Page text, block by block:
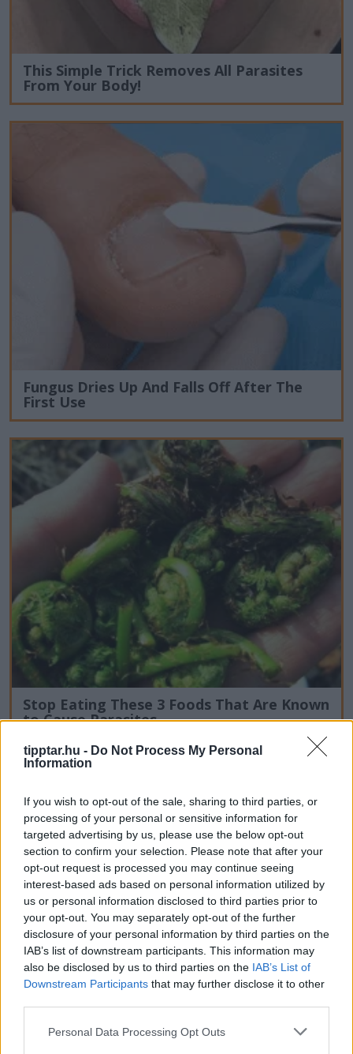
tipptar.hu - Do Not Process My Personal
Information
If you wish to opt-out of the sale, sharing to third parties, or
processing of your personal or sensitive information for
targeted advertising by us, please use the below opt-out
section to confirm your selection. Please note that after your
opt-out request is processed you may continue seeing
interest-based ads based on personal information utilized by
us or personal information disclosed to third parties prior to
your opt-out. You may separately opt-out of the further
disclosure of your personal information by third parties on the
IAB’s list of downstream participants. This information may
also be disclosed by us to third parties on the IAB’s List of
Downstream Participants that may further disclose it to other
Please note that this website/app uses one or more Google
Personal Data Processing Opt Outs
This Simple Trick Removes All Parasites
From Your Body!
Fungus Dries Up And Falls Off After The
First Use
Stop Eating These 3 Foods That Are Known
to Cause Parasites
Body Die Instantly